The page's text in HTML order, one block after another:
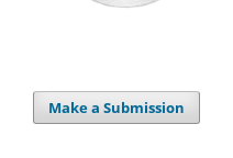
Make a Submission